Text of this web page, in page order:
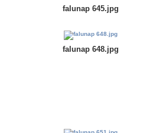
falunap 645.jpg
falunap 648.jpg